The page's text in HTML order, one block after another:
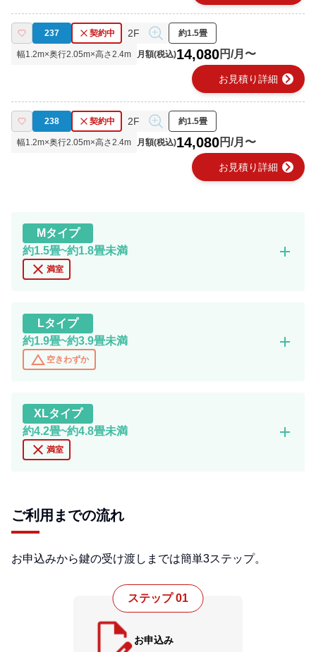
237 契約中 2F 約1.5畳
幅1.2m×奥行2.05m×高さ2.4m 月額(税込)14,080円/月〜
お見積り詳細 chevron_right
238 契約中 2F 約1.5畳
幅1.2m×奥行2.05m×高さ2.4m 月額(税込)14,080円/月〜
お見積り詳細 chevron_right
Mタイプ
約1.5畳~約1.8畳未満
close 満室
add
Lタイプ
約1.9畳~約3.9畳未満
change_history 空きわずか
add
XLタイプ
約4.2畳~約4.8畳未満
close 満室
add
ご利用までの流れ
お申込みから鍵の受け渡しまでは簡単3ステップ。
ステップ 01
お申込み